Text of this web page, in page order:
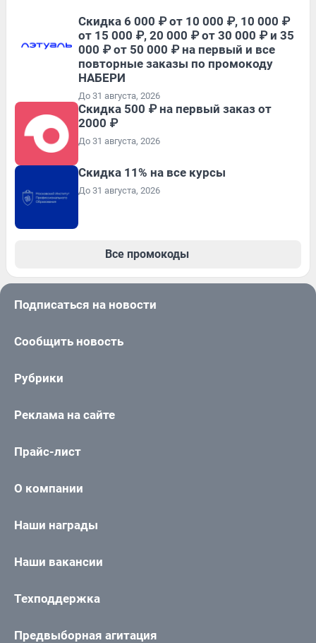
Скидка 6 000 ₽ от 10 000 ₽, 10 000 ₽
от 15 000 ₽, 20 000 ₽ от 30 000 ₽ и 35
000 ₽ от 50 000 ₽ на первый и все
повторные заказы по промокоду
НАБЕРИ
До 31 августа, 2026
Скидка 500 ₽ на первый заказ от
2000 ₽
До 31 августа, 2026
Скидка 11% на все курсы
До 31 августа, 2026
Все промокоды
Подписаться на новости
Сообщить новость
Рубрики
Реклама на сайте
Прайс-лист
О компании
Наши награды
Наши вакансии
Техподдержка
Предвыборная агитация